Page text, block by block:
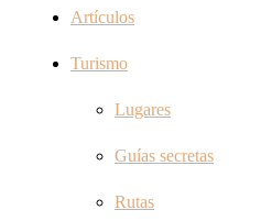
Artículos
Turismo
Lugares
Guías secretas
Rutas